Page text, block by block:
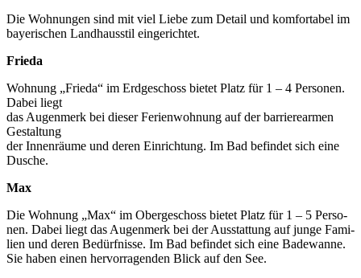
Die Woh­nun­gen sind mit viel Lie­be zum Detail und kom­for­ta­bel im
baye­ri­schen Land­haus­stil eingerichtet.
Frie­da
Woh­nung „Frie­da“ im Erd­ge­schoss bie­tet Platz für 1 – 4 Per­so­nen.
Dabei liegt
das Augen­merk bei die­ser Feri­en­woh­nung auf der bar­rie­re­ar­men
Gestal­tung
der Innen­räu­me und deren Ein­rich­tung. Im Bad befin­det sich eine
Dusche.
Max
Die Woh­nung „Max“ im Ober­ge­schoss bie­tet Platz für 1 – 5 Per­so­
nen. Dabei liegt das Augen­merk bei der Aus­stat­tung auf jun­ge Fami­
li­en und deren Bedürf­nis­se. Im Bad befin­det sich eine Bade­wan­ne.
Sie haben einen her­vor­ra­gen­den Blick auf den See.